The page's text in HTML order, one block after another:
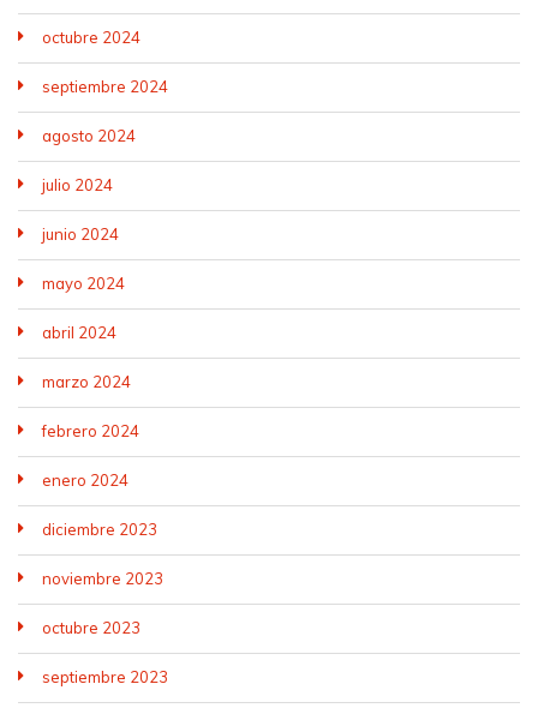
octubre 2024
septiembre 2024
agosto 2024
julio 2024
junio 2024
mayo 2024
abril 2024
marzo 2024
febrero 2024
enero 2024
diciembre 2023
noviembre 2023
octubre 2023
septiembre 2023